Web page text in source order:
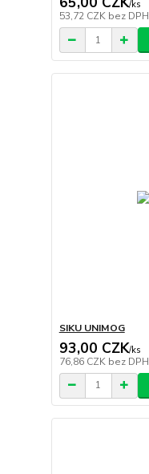
/ks
53,72 CZK bez DPH
SIKU UNIMOG
93,00 CZK/ks
76,86 CZK bez DPH